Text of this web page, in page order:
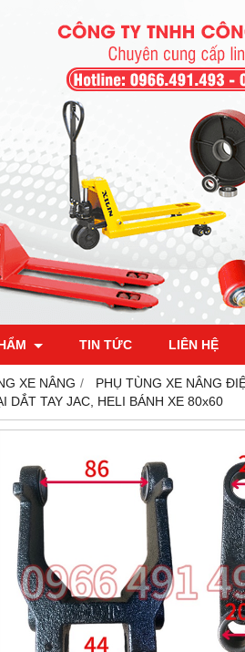
TIN TỨC LIÊN HỆ
XE NÂNG
PHỤ TÙNG XE NÂNG
DẮT TAY JAC, HELI BÁNH XE 80x60